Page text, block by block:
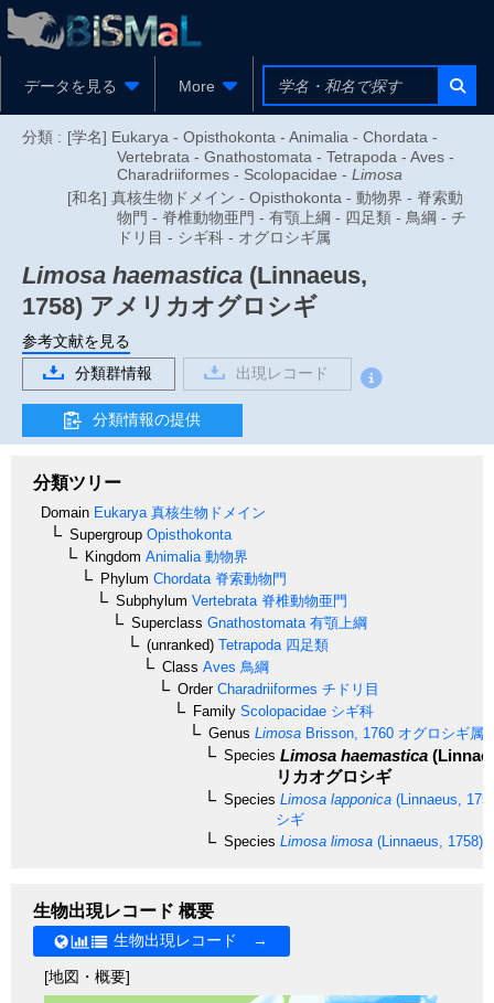
データを見る More
分類 : [学名] Eukarya - Opisthokonta - Animalia - Chordata -
Vertebrata - Gnathostomata - Tetrapoda - Aves -
Charadriiformes - Scolopacidae - Limosa
[和名] 真核生物ドメイン - Opisthokonta - 動物界 - 脊索動
物門 - 脊椎動物亜門 - 有顎上綱 - 四足類 - 鳥綱 - チ
ドリ目 - シギ科 - オグロシギ属
Limosa haemastica (Linnaeus,
1758) アメリカオグロシギ
参考文献を見る
分類群情報
出現レコード
分類情報の提供
分類ツリー
Domain Eukarya 真核生物ドメイン
Supergroup Opisthokonta
Kingdom Animalia 動物界
Phylum Chordata 脊索動物門
Subphylum Vertebrata 脊椎動物亜門
Superclass Gnathostomata 有顎上綱
(unranked) Tetrapoda 四足類
Class Aves 鳥綱
OrderCharadriiformes チドリ目
Family Scolopacidae シギ科
Genus Limosa Brisson, 1760 オグロシギ属
Species Limosa haemastica
リカオグロシギ
Species Limosa lapponica (Linnaeus,
シギ
Species Limosa limosa (Linnaeus, 1758)
生物出現レコード 概要
生物出現レコード →
[地図・概要]